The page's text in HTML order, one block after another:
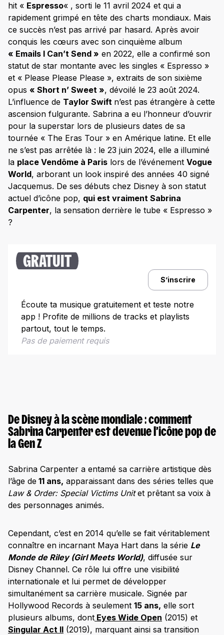
« Espresso », « Please Please Please » : les hits
qui ont propulsé Sabrina Carpenter au sommet
Pourquoi la Gen Z ne jure que par Sabrina
Carpenter ?
Sabrina Carpenter et Taylor Swift : une
collaboration qui change la donne
Mode, musique et réseaux sociaux : les clés du
succès de Sabrina Carpenter
Avec qui Sabrina Carpenter a-t-elle travaillé et
quels prix a-t-elle remportés ?
Quels messages transmettent les chansons de
Sabrina Carpenter et comment son style a-t-il
évolué ?
Les influences musicales et stylistiques de Sabrina
Carpenter
Résilience et controverses
Comment Sabrina Carpenter gère-t-elle les défis et les
Carpenter dans la musique et le cinéma ?
hit « Espresso« , sorti le 11 avril 2024 et qui a
rapidement grimpé en tête des charts mondiaux. Mais
ce succès n’est pas arrivé par hasard. Après avoir
conquis les cœurs avec son cinquième album
« Emails I Can’t Send » en 2022, elle a confirmé son
statut de star montante avec les singles « Espresso »
et « Please Please Please », extraits de son sixième
opus « Short n’ Sweet », dévoilé le 23 août 2024.​
L’influence de Taylor Swift n’est pas étrangère à cette
ascension fulgurante. Sabrina a eu l’honneur d’ouvrir
pour la superstar lors de plusieurs dates de sa
tournée « The Eras Tour » en Amérique latine. Et elle
ne s’est pas arrêtée là : le 23 juin 2024, elle a illuminé
la place Vendôme à Paris lors de l’événement Vogue
World, arborant un look inspiré des années 40 signé
Jacquemus. De ses débuts chez Disney à son statut
actuel d’icône pop, qui est vraiment Sabrina
Carpenter, la sensation derrière le tube « Espresso »
?​
GRATUIT
S’inscrire
Écoute ta musique gratuitement et teste notre
app ! Profite de millions de tracks et playlists
partout, tout le temps.
Pas de paiement requis
De Disney à la scène mondiale : comment
Sabrina Carpenter est devenue l’icône pop de
la Gen Z
Sabrina Carpenter a entamé sa carrière artistique dès
l’âge de 11 ans, apparaissant dans des séries telles que
Law & Order: Special Victims Unitet prêtant sa voix à
des personnages animés.
Cependant, c’est en 2014 qu’elle se fait véritablement
connaître en incarnant Maya Hart dans la série Le
Monde de Riley (Girl Meets World), diffusée sur
Disney Channel. Ce rôle lui offre une visibilité
internationale et lui permet de développer
simultanément sa carrière musicale. Signée par
Hollywood Records à seulement 15 ans, elle sort
plusieurs albums, dont Eyes Wide Open (2015) et
Singular Act II (2019), marquant ainsi sa transition